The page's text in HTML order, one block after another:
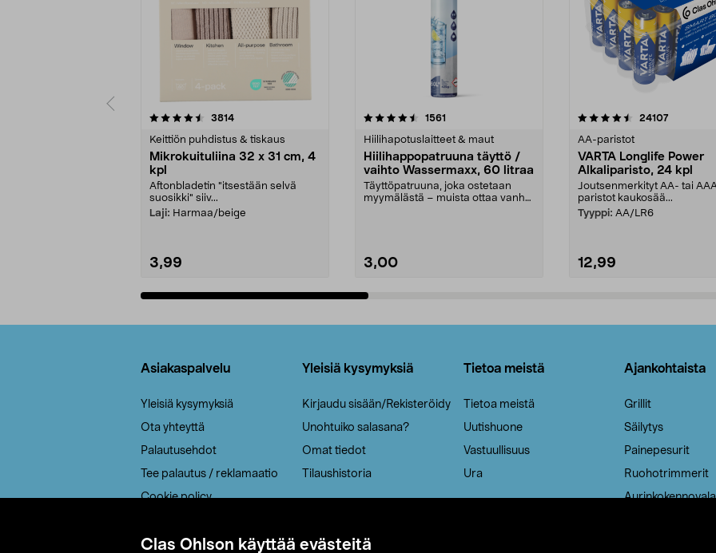
Clas Ohlson käyttää evästeitä
3814arvostelut
Keittiön puhdistus & tiskaus
Mikrokuituliina 32 x 31 cm, 4
kpl
Aftonbladetin "itsestään selvä
suosikki" siiv...
Laji: Harmaa/beige
3,99
4.5viidestä
1561
Hiilihapotuslaitteet & maut
Hiilihappopatruuna täyttö /
vaihto Wassermaxx, 60 litraa
Täyttöpatruuna, joka ostetaan
myymälästä – muista ottaa vanha
3,00
4.5viidestä
24107arvostelut
AA-paristot
VARTA Longlife Power
Alkaliparisto, 24 kpl
Joutsenmerkityt AA- tai
paristot kaukosää...
Tyyppi: AA/LR6
12,99
4.5viidestä
Asiakaspalvelu
Yleisiä kysymyksiä
Ota yhteyttä
Palautusehdot
Tee palautus / reklamaatio
Cookie policy
Saavutettavuus
Yleisiä kysymyksiä
Kirjaudu sisään/Rekisteröidy
Unohtuiko salasana?
Omat tiedot
Tilaushistoria
Tietoa meistä
Tietoa meistä
Uutishuone
Vastuullisuus
Ura
Ajankohtaista
Grillit
Säilytys
Painepesurit
Ruohotrimmerit